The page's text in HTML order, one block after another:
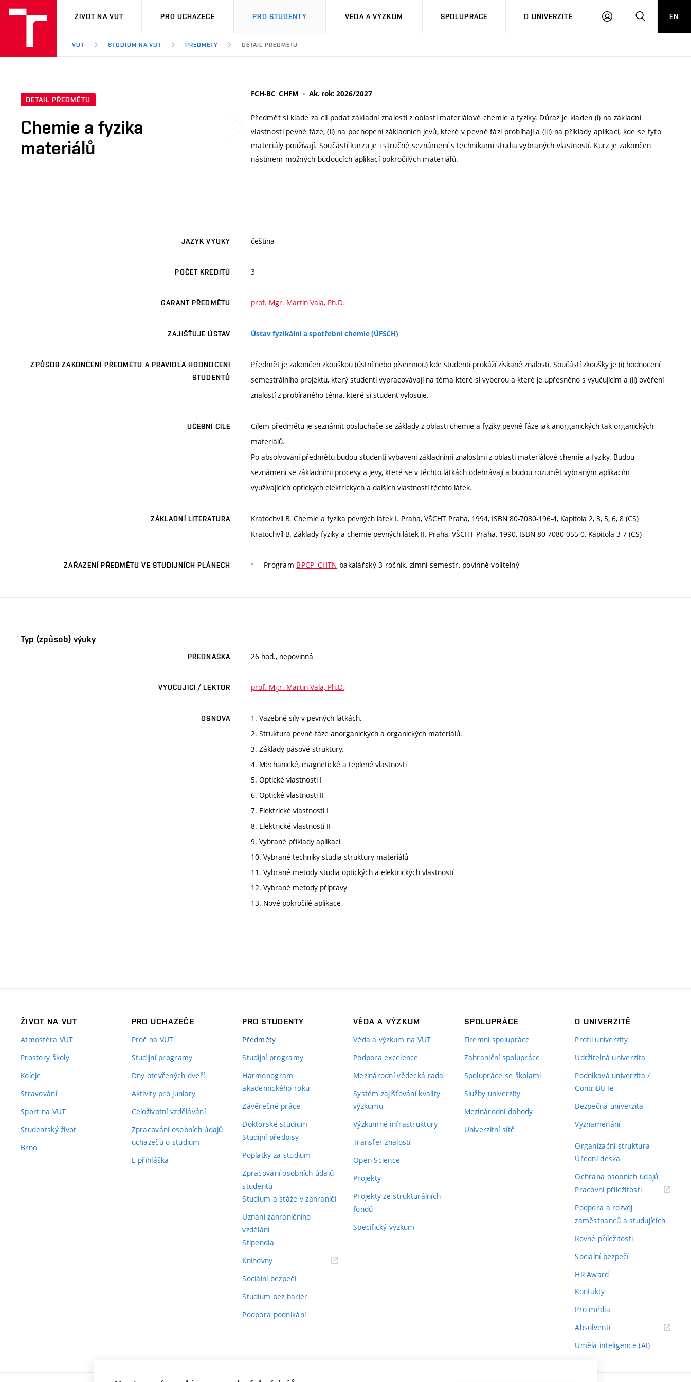
VUT
ŽIVOT NA VUT PRO UCHAZEČE PRO STUDENTY VĚDA A VÝZKUM SPOLUPRÁCE O UNIVERZITĚ
PŘIHLÁSIT HLEDATEN
VUT STUDIUM NA VUT PŘEDMĚTY DETAIL PŘEDMĚTU
DETAIL PŘEDMĚTU
Chemie a fyzika
materiálů
FCH-BC_CHFM Ak. rok: 2026/2027
Předmět si klade za cíl podat základní znalosti z oblasti materiálové chemie a fyziky. Důraz je kladen (i) na základní
vlastnosti pevné fáze, (ii) na pochopení základních jevů, které v pevné fázi probíhají a (iii) na příklady aplikací, kde se tyto
materiály používají. Součástí kurzu je i stručné seznámení s technikami studia vybraných vlastností. Kurz je zakončen
nástinem možných budoucích aplikací pokročilých materiálů.
JAZYK VÝUKY čeština
POČET KREDITŮ 3
GARANT PŘEDMĚTU prof. Mgr. Martin Vala, Ph.D.
ZAJIŠŤUJE ÚSTAV Ústav fyzikální a spotřební chemie (ÚFSCH)
ZPŮSOB ZAKONČENÍ PŘEDMĚTU A PRAVIDLA HODNOCENÍ
STUDENTŮ
Předmět je zakončen zkouškou (ústní nebo písemnou) kde studenti prokáží získané znalosti. Součástí zkoušky je (i) hodnocení
semestrálního projektu, který studenti vypracovávají na téma které si vyberou a které je upřesněno s vyučujícím a (ii) ověření
znalostí z probíraného téma, které si student vylosuje.
UČEBNÍ CÍLE
Cílem předmětu je seznámit posluchače se základy z oblasti chemie a fyziky pevné fáze jak anorganických tak organických
materiálů.
Po absolvování předmětu budou studenti vybaveni základními znalostmi z oblasti materiálové chemie a fyziky. Budou
seznámeni se základními procesy a jevy, které se v těchto látkách odehrávají a budou rozumět vybraným aplikacím
využívajících optických elektrických a dalších vlastností těchto látek.
ZÁKLADNÍ LITERATURA
Kratochvíl B. Chemie a fyzika pevných látek I. Praha, VŠCHT Praha, 1994, ISBN 80-7080-196-4, Kapitola 2, 3, 5, 6, 8 (CS)
Kratochvíl B. Základy fyziky a chemie pevných látek II. Praha, VŠCHT Praha, 1990, ISBN 80-7080-055-0, Kapitola 3-7 (CS)
ZAŘAZENÍ PŘEDMĚTU VE STUDIJNÍCH PLÁNECH Program BPCP_CHTN bakalářský 3 ročník, zimní semestr, povinně volitelný
Typ (způsob) výuky
PŘEDNÁŠKA 26 hod., nepovinná
VYUČUJÍCÍ / LEKTOR prof. Mgr. Martin Vala, Ph.D.
OSNOVA
1. Vazebné síly v pevných látkách.
2. Struktura pevné fáze anorganických a organických materiálů.
3. Základy pásové struktury.
4. Mechanické, magnetické a teplené vlastnosti
5. Optické vlastnosti I
6. Optické vlastnosti II
7. Elektrické vlastnosti I
8. Elektrické vlastnosti II
9. Vybrané příklady aplikací
10. Vybrané techniky studia struktury materiálů
11. Vybrané metody studia optických a elektrických vlastností
12. Vybrané metody přípravy
13. Nové pokročilé aplikace
ŽIVOT NA VUT
Atmosféra VUT
Prostory školy
Koleje
Stravování
Sport na VUT
Studentský život
Brno
PRO UCHAZEČE
Proč na VUT
Studijní programy
Dny otevřených dveří
Aktivity pro juniory
Celoživotní vzdělávání
Zpracování osobních údajů
uchazečů o studium
E-přihláška
PRO STUDENTY
Předměty
Studijní programy
Harmonogram
akademického roku
Závěrečné práce
Doktorské studium
Studijní předpisy
Poplatky za studium
Zpracování osobních údajů
studentů
Studium a stáže v zahraničí
Uznání zahraničního
vzdělání
Stipendia
Knihovny(externí
Sociální bezpečí
Studium bez bariér
Podpora podnikání
VĚDA A VÝZKUM
Věda a výzkum na VUT
Podpora excelence
Mezinárodní vědecká rada
Systém zajišťování kvality
výzkumu
Výzkumné infrastruktury
Transfer znalostí
Open Science
Projekty
Projekty ze strukturálních
fondů
Specifický výzkum
SPOLUPRÁCE
Firemní spolupráce
Zahraniční spolupráce
Spolupráce se školami
Služby univerzity
Mezinárodní dohody
Univerzitní sítě
O UNIVERZITĚ
Profil univerzity
Udržitelná univerzita
Podnikavá univerzita /
ContriBUTe
Bezpečná univerzita
Vyznamenání
Organizační struktura
Úřední deska
Ochrana osobních údajů
Pracovní příležitosti(externí
Podpora a rozvoj
zaměstnanců a studujících
Rovné příležitosti
Sociální bezpečí
HR Award
Kontakty
Pro média
Absolventi(externí
Umělá inteligence (AI)